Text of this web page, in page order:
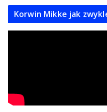
Korwin Mikke jak